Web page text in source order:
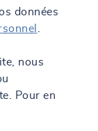
données
nous
Pour en